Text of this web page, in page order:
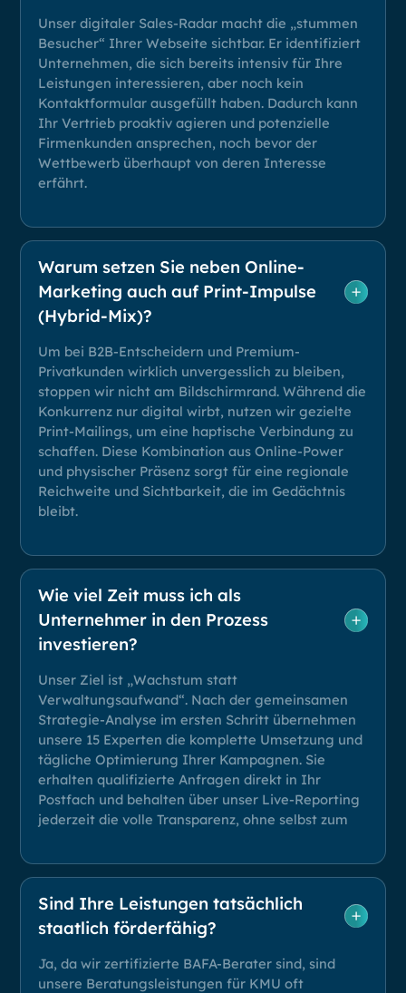
Unser digitaler Sales-Radar macht die „stummen
Besucher“ Ihrer Webseite sichtbar. Er identifiziert
Unternehmen, die sich bereits intensiv für Ihre
Leistungen interessieren, aber noch kein
Kontaktformular ausgefüllt haben. Dadurch kann
Ihr Vertrieb proaktiv agieren und potenzielle
Firmenkunden ansprechen, noch bevor der
Wettbewerb überhaupt von deren Interesse
erfährt.
Warum setzen Sie neben Online-
Marketing auch auf Print-Impulse
(Hybrid-Mix)?
Um bei B2B-Entscheidern und Premium-
Privatkunden wirklich unvergesslich zu bleiben,
stoppen wir nicht am Bildschirmrand. Während die
Konkurrenz nur digital wirbt, nutzen wir gezielte
Print-Mailings, um eine haptische Verbindung zu
schaffen. Diese Kombination aus Online-Power
und physischer Präsenz sorgt für eine regionale
Reichweite und Sichtbarkeit, die im Gedächtnis
bleibt.
Wie viel Zeit muss ich als
Unternehmer in den Prozess
investieren?
Unser Ziel ist „Wachstum statt
Verwaltungsaufwand“. Nach der gemeinsamen
Strategie-Analyse im ersten Schritt übernehmen
unsere 15 Experten die komplette Umsetzung und
tägliche Optimierung Ihrer Kampagnen. Sie
erhalten qualifizierte Anfragen direkt in Ihr
Postfach und behalten über unser Live-Reporting
jederzeit die volle Transparenz, ohne selbst zum
Sind Ihre Leistungen tatsächlich
staatlich förderfähig?
Ja, da wir zertifizierte BAFA-Berater sind, sind
unsere Beratungsleistungen für KMU oft